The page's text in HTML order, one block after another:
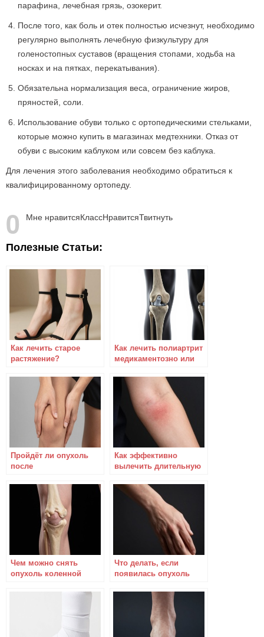
парафина, лечебная грязь, озокерит.
После того, как боль и отек полностью исчезнут, необходимо
регулярно выполнять лечебную физкультуру для
голеностопных суставов (вращения стопами, ходьба на
носках и на пятках, перекатывания).
Обязательна нормализация веса, ограничение жиров,
пряностей, соли.
Использование обуви только с ортопедическими стельками,
которые можно купить в магазинах медтехники. Отказ от
обуви с высоким каблуком или совсем без каблука.
Для лечения этого заболевания необходимо обратиться к
квалифицированному ортопеду.
0 Мне нравитсяКлассНравитсяТвитнуть
Полезные Статьи:
Как лечить старое
растяжение?
Как лечить полиартрит
медикаментозно или
средствами
Пройдёт ли опухоль
после
санакции?
Как эффективно
вылечить длительную
Чем можно снять
опухоль коленной
Что делать, если
появилась опухоль
операции?